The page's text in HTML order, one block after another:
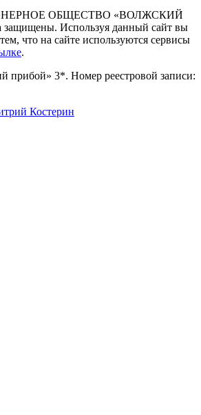
ОБЩЕСТВО «ВОЛЖСКИЙ
Используя данный сайт вы
тем, что на сайте используются сервисы
.
прибой» 3*. Номер реестровой записи:
Костерин